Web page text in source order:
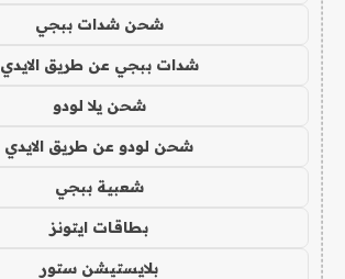
شحن شدات ببجي
شدات ببجي عن طريق الايدي
شحن يلا لودو
شحن لودو عن طريق الايدي
شعبية ببجي
بطاقات ايتونز
بلايستيشن ستور